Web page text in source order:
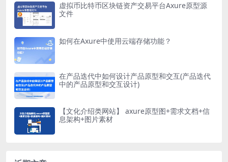
虚拟币比特币区块链资产交易平台Axure原型源
文件
如何在Axure中使用云端存储功能？
在产品迭代中如何设计产品原型和交互(产品迭代
中的产品原型和交互设计)
【文化介绍类网站】 axure原型图+需求文档+信
息架构+图片素材